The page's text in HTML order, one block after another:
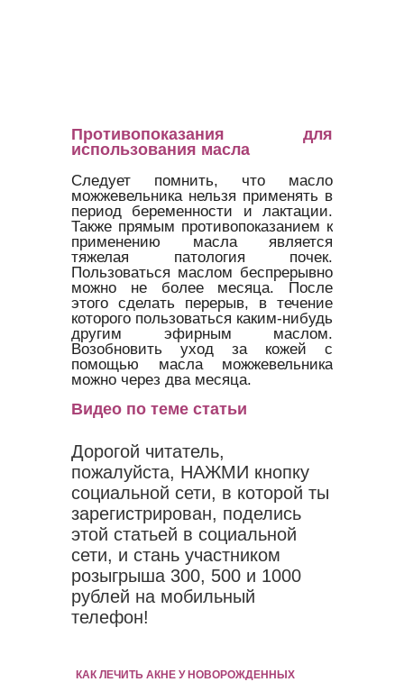
Противопоказания для
использования масла
Следует помнить, что масло
можжевельника нельзя применять в
период беременности и лактации.
Также прямым противопоказанием к
применению масла является
тяжелая патология почек.
Пользоваться маслом беспрерывно
можно не более месяца. После
этого сделать перерыв, в течение
которого пользоваться каким-нибудь
другим эфирным маслом.
Возобновить уход за кожей с
помощью масла можжевельника
можно через два месяца.
Видео по теме статьи
Дорогой читатель,
пожалуйста, НАЖМИ кнопку
социальной сети, в которой ты
зарегистрирован, поделись
этой статьей в социальной
сети, и стань участником
розыгрыша 300, 500 и 1000
рублей на мобильный
телефон!
КАК ЛЕЧИТЬ АКНЕ У НОВОРОЖДЕННЫХ